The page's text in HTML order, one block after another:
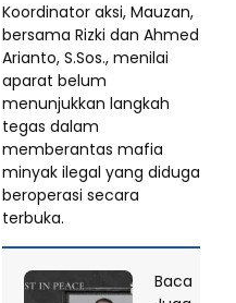
Koordinator aksi, Mauzan,
bersama Rizki dan Ahmed
Arianto, S.Sos., menilai
aparat belum
menunjukkan langkah
tegas dalam
memberantas mafia
minyak ilegal yang diduga
beroperasi secara
terbuka.
Baca